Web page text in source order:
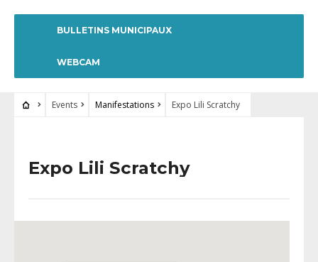
BULLETINS MUNICIPAUX
WEBCAM
Events Manifestations Expo Lili Scratchy
Expo Lili Scratchy